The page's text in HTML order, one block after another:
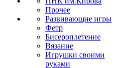
Прочее
Развивающие игры
Фетр
Бисероплетение
Вязание
Игрушки своими
руками